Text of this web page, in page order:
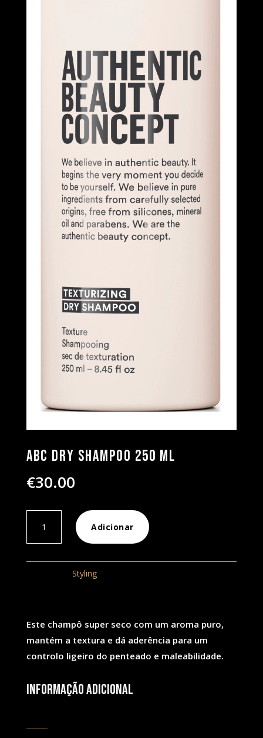
ABC Dry Shampoo 250 ml
€30.00
Dry
Adicionar
Styling
Este champô super seco com um aroma puro,
mantém a textura e dá aderência para um
controlo ligeiro do penteado e maleabilidade.
Informação adicional